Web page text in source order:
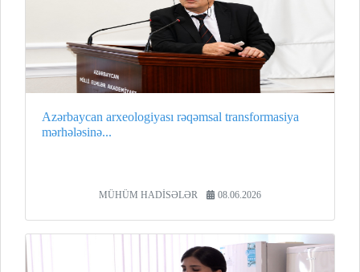
Azərbaycan arxeologiyası rəqəmsal transformasiya
mərhələsinə...
MÜHÜM HADİSƏLƏR 08.06.2026